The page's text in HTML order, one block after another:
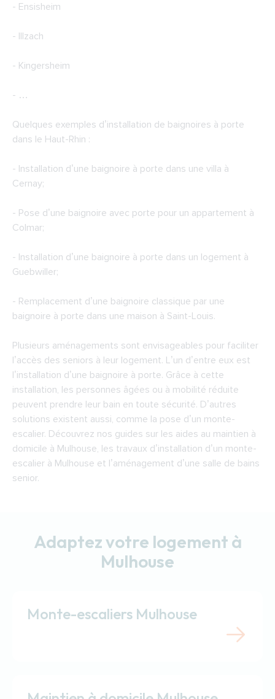
- Ensisheim
- Illzach
- Kingersheim
- …
Quelques exemples d’installation de baignoires à porte
dans le Haut-Rhin :
- Installation d’une baignoire à porte dans une villa à
Cernay;
- Pose d’une baignoire avec porte pour un appartement à
Colmar;
- Installation d’une baignoire à porte dans un logement à
Guebwiller;
- Remplacement d’une baignoire classique par une
baignoire à porte dans une maison à Saint-Louis.
Plusieurs aménagements sont envisageables pour faciliter
l’accès des seniors à leur logement. L’un d’entre eux est
l’installation d’une baignoire à porte. Grâce à cette
installation, les personnes âgées ou à mobilité réduite
peuvent prendre leur bain en toute sécurité. D’autres
solutions existent aussi, comme la pose d’un monte-
escalier. Découvrez nos guides sur les aides au maintien à
domicile à Mulhouse, les travaux d’installation d’un monte-
escalier à Mulhouse et l’aménagement d’une salle de bains
senior.
Adaptez votre logement à
Mulhouse
Monte-escaliers Mulhouse